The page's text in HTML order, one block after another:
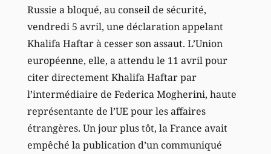
Russie a bloqué, au conseil de sécurité,
vendredi 5 avril, une déclaration appelant
Khalifa Haftar à cesser son assaut. L’Union
européenne, elle, a attendu le 11 avril pour
citer directement Khalifa Haftar par
l’intermédiaire de Federica Mogherini, haute
représentante de l’UE pour les affaires
étrangères. Un jour plus tôt, la France avait
empêché la publication d’un communiqué